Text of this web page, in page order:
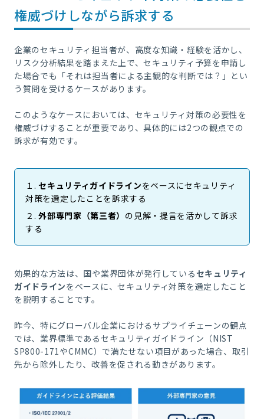
権威づけしながら訴求する
企業のセキュリティ担当者が、高度な知識・経験を活かし、
リスク分析結果を踏まえた上で、セキュリティ予算を申請し
た場合でも「それは担当者による主観的な判断では？」とい
う質問を受けるケースがあります。
このようなケースにおいては、セキュリティ対策の必要性を
権威づけすることが重要であり、具体的には2つの観点での
訴求が有効です。
１.セキュリティガイドラインをベースにセキュリティ
対策を選定したことを訴求する
２.外部専門家（第三者） の見解・提言を活かして訴求
する
効果的な方法は、国や業界団体が発行しているセキュリティ
ガイドラインをベースに、セキュリティ対策を選定したこと
を説明することです。
昨今、特にグローバル企業におけるサプライチェーンの観点
では、業界標準であるセキュリティガイドライン（NIST
SP800-171やCMMC）で満たせない項目があった場合、取引
先から除外したり、改善を促される動きがあります。